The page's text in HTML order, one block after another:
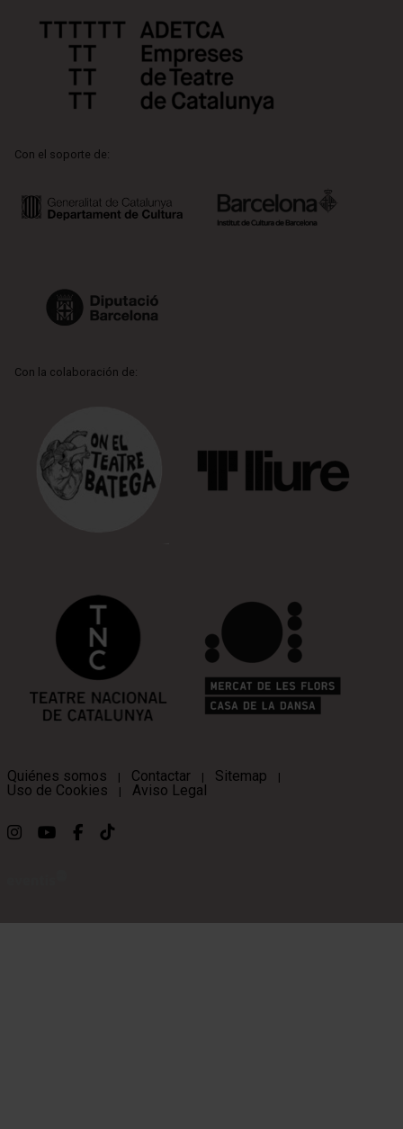
Con el soporte de:
Con la colaboración de:
Quiénes somos | Contactar | Sitemap |
Uso de Cookies | Aviso Legal
Link a instagram
Link a youtube
Link a facebook
Link a ticktok